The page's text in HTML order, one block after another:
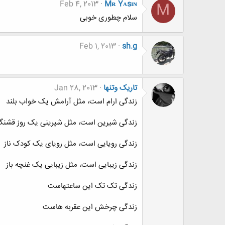
M
Mʀ Yᴀsɪɴ
Feb 4, 2013
سلام چطوری خوبی
sh.g
Feb 1, 2013
تاریک وتنها Jan 28, 2013
زندگی ارام است، مثل آرامش یک خواب بلند
زندگی شیرین است، مثل شیرینی یک روز
زندگی رویایی است، مثل رویای یک کودک ناز
زندگی زیبایی است، مثل زیبایی یک غنچه باز
زندگی تک تک این ساعتهاست
زندگی چرخش این عقربه هاست